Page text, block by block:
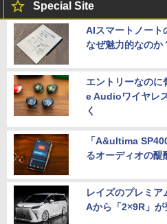
Special Site
AIスマートノート
なぜ魅力的なのか
エントリーなの
e Audioワイヤレ
く
「A&ultima
るオーディオの醍
レイズのプレミ
Aから「2×9R」が